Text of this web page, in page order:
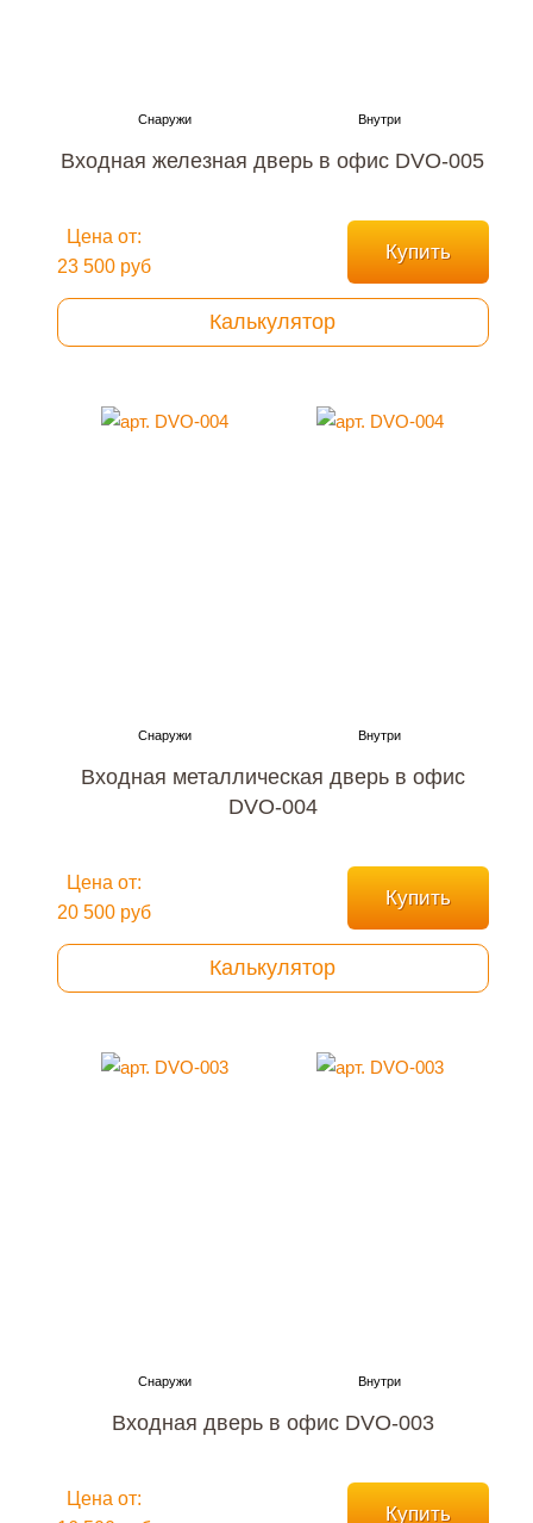
Входная железная дверь в офис DVO-005
Цена от:
23 500 руб
Купить
Калькулятор
Входная металлическая дверь в офис
DVO-004
Цена от:
20 500 руб
Купить
Калькулятор
Входная дверь в офис DVO-003
Цена от:
Купить